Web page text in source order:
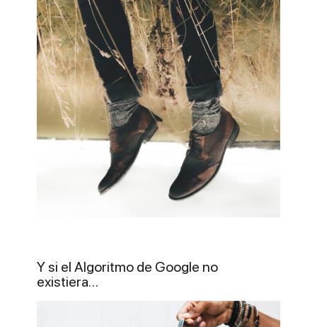
Y si el Algoritmo de Google no
existiera…